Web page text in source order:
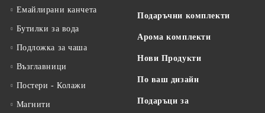
Емайлирани канчета
Бутилки за вода
Подложка за чаша
Възглавници
Постери - Колажи
Магнити
Подаръчни комплекти
Арома комплекти
Нови Продукти
По ваш дизайн
Подаръци за